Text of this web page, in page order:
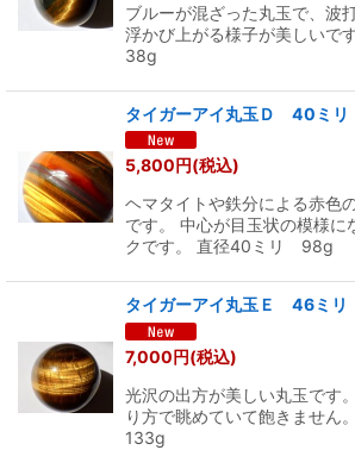
ブルーが混ざった丸玉で、波
浮かび上がる様子が美しいで
38g
タイガーアイ丸玉Ｄ 40ミリ
5,800円(税込)
ヘマタイトや鉄分による赤色
です。 中心が目玉状の模様に
クです。 直径40ミリ 98g
タイガーアイ丸玉Ｅ 46ミリ
7,000円(税込)
光沢の出方が美しい丸玉です
り方で眺めていて飽きませ
133g